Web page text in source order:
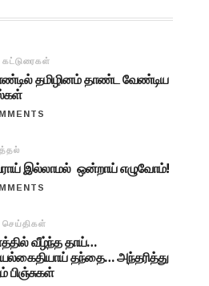
தமிழினம் தாண்ட வேண்டிய
இல்லாமல் ஒன்றாய் எழுவோம்!
செய்திகள்
வீழ்ந்த தாய்…
தந்தை… அந்தரித்து
பிஞ்சுகள்